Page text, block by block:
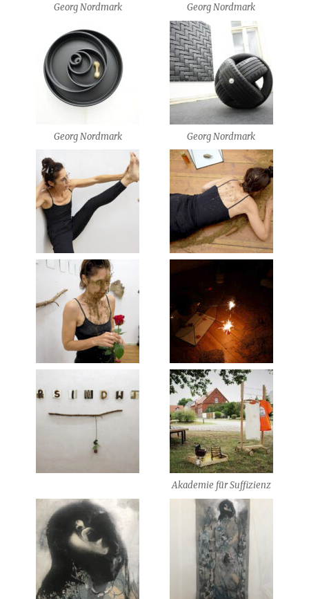
Georg Nordmark Georg Nordmark
Georg Nordmark Georg Nordmark
Akademie für Suffizienz